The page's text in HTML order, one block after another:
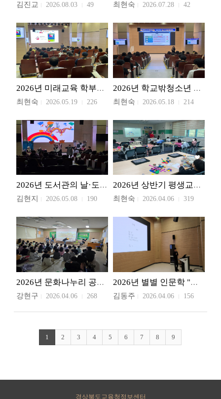
김진교
2026.08.03 49
최현숙
2026.07.28 42
2026년 미래교육 학부모 아카데미 1기
최현숙
2026.05.19 226
2026년 학교밖청소년 베이스캠프: 대학 입시설명회
최현숙
2026.05.18 214
2026년 도서관의 날·도서관주간
김현지
2026.05.08 190
2026년 상반기 평생교육 및 늘봄프로그램
최현숙
2026.04.06 319
2026년 문화나누리 공모사업 찾아가는 문화예술 공연
강현구
2026.04.06 268
2026년 별별 인문학 "읽어보시집의 최대호 작가 특강"
김동주
2026.04.06 156
1 2 3 4 5 6 7 8 9
경상북도교육청정보센터